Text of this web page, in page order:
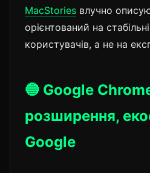
MacStories влучно
орієнтований на
користувачів, а не на
🔵 Google
розширення,
Google